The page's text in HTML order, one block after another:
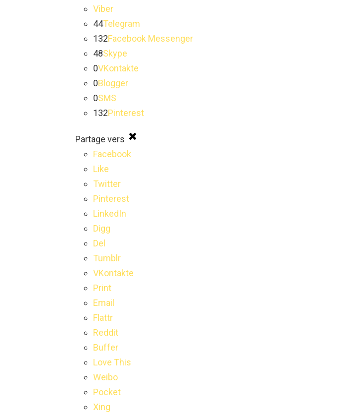
Viber
44Telegram
132Facebook Messenger
48Skype
0VKontakte
0Blogger
0SMS
132Pinterest
Partage vers
Facebook
Like
Twitter
Pinterest
LinkedIn
Digg
Del
Tumblr
VKontakte
Print
Email
Flattr
Reddit
Buffer
Love This
Weibo
Pocket
Xing